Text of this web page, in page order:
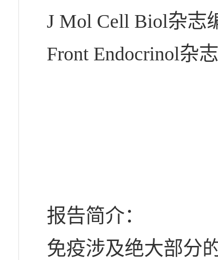
J Mol Cell Biol杂志
Front Endocrinol杂
报告简介：
免疫涉及绝大部分